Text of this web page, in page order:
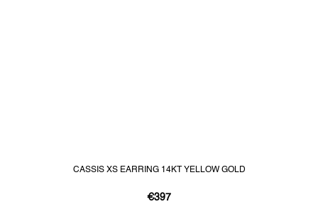
CASSIS XS EARRING 14KT YELLOW GOLD
€397